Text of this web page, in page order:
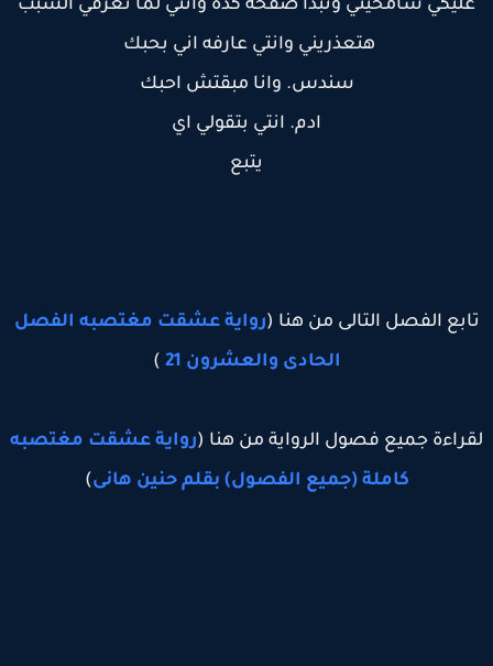
سامحيني ونبدأ صفحه كده وانتي لما تعرفي السبب
هتعذريني وانتي عارفه اني بحبك
سندس. وانا مبقتش احبك
ادم. انتي بتقولي اي
يتبع
الفصل التالى من هنا (رواية عشقت مغتصبه الفصل
الحادى والعشرون 21
)
جميع فصول الرواية من هنا (رواية عشقت مغتصبه
كاملة (جميع الفصول) بقلم حنين هانى)